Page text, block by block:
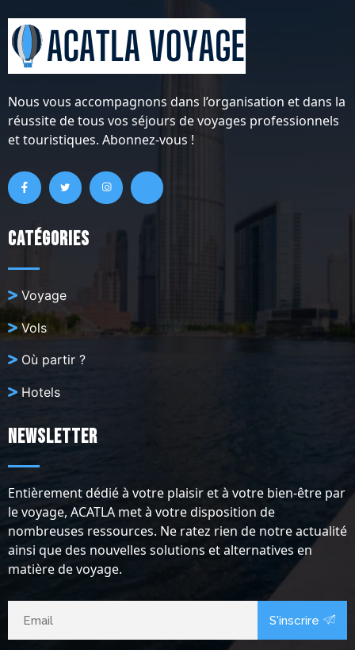
Nous vous accompagnons dans l’organisation et dans la
réussite de tous vos séjours de voyages professionnels
et touristiques. Abonnez-vous !
Catégories
Voyage
Vols
Où partir ?
Hotels
Newsletter
Entièrement dédié à votre plaisir et à votre bien-être par
le voyage, ACATLA met à votre disposition de
nombreuses ressources. Ne ratez rien de notre actualité
ainsi que des nouvelles solutions et alternatives en
matière de voyage.
S'inscrire